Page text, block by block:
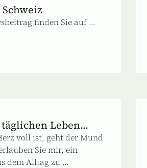
finden Sie auf ...
Leben...
voll ist, geht der Mund
Sie mir, ein
dem Alltag zu ...